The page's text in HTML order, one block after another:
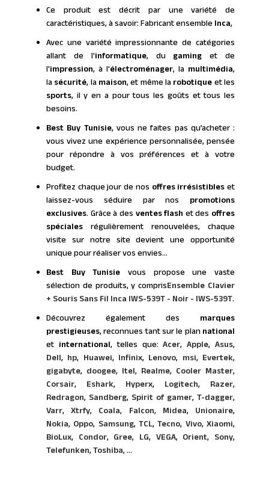
Ce produit est décrit par une variété de
caractéristiques, à savoir: Fabricant ensemble Inca,
Avec une variété impressionnante de catégories
allant de l'informatique, du gaming et de
l'impression, à l'électroménager, la multimédia,
lasécurité, lamaison, et même larobotiqueet les
sports, il y en a pour tous les goûts et tous les
besoins.
Best Buy Tunisie, vous ne faites pas qu’acheter :
vous vivez une expérience personnalisée, pensée
pour répondre à vos préférences et à votre
budget.
Profitez chaque jour de nos offres irrésistibleset
laissez-vous séduire par nos promotions
exclusives. Grâce à des ventes flash et des offres
spéciales régulièrement renouvelées, chaque
visite sur notre site devient une opportunité
unique pour réaliser vos envies…
Best Buy Tunisie vous propose une vaste
sélection de produits, y comprisEnsemble Clavier
+ Souris Sans Fil Inca IWS-539T - Noir - IWS-539T.
Découvrez également des marques
prestigieuses, reconnues tant sur le plannational
et international, telles que:Acer,Apple,Asus,
Dell, hp, Huawei, Infinix, Lenovo, msi, Evertek,
gigabyte, doogee, Itel, Realme, Cooler Master,
Corsair, Eshark, Hyperx, Logitech, Razer,
Redragon, Sandberg, Spirit of gamer, T-dagger,
Varr,Xtrfy, Coala, Falcon, Midea, Unionaire,
Nokia, Oppo, Samsung,TCL,Tecno, Vivo,Xiaomi,
BioLux, Condor, Gree, LG, VEGA, Orient, Sony,
Telefunken,Toshiba, ...